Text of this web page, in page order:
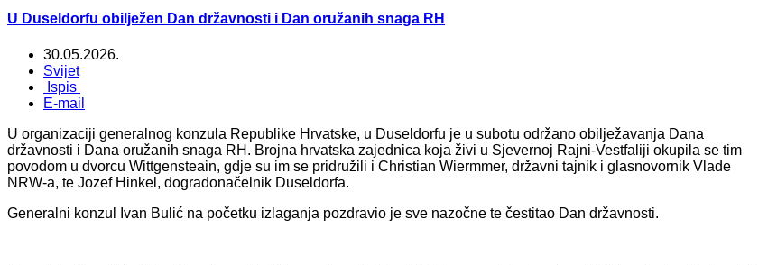
U Duseldorfu obilježen Dan državnosti i Dan oružanih snaga RH
30.05.2026.
Svijet
Ispis
E-mail
U organizaciji generalnog konzula Republike Hrvatske, u Duseldorfu je u subotu održano obilježavanja Dana
državnosti i Dana oružanih snaga RH. Brojna hrvatska zajednica koja živi u Sjevernoj Rajni-Vestfaliji okupila se tim
povodom u dvorcu Wittgensteain, gdje su im se pridružili i Christian Wiermmer, državni tajnik i glasnovornik Vlade
NRW-a, te Jozef Hinkel, dogradonačelnik Duseldorfa.
Generalni konzul Ivan Bulić na početku izlaganja pozdravio je sve nazočne te čestitao Dan državnosti.